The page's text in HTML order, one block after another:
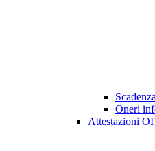
Oneri
Attestazioni